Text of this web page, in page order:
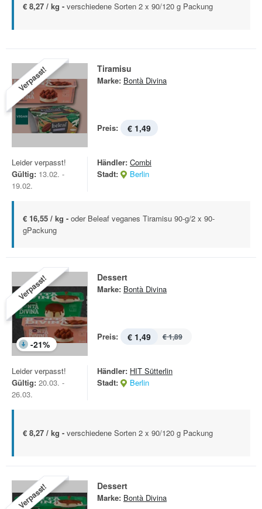
€ 8,27 / kg - verschiedene Sorten 2 x 90/120 g Packung
Verpasst! Tiramisu
Marke: Bontà Divina
Preis: € 1,49
Leider verpasst!
Gültig: 13.02. -
19.02.
Händler: Combi
Stadt:
Berlin
€ 16,55 / kg - oder Beleaf veganes Tiramisu 90-g/2 x 90-
gPackung
Verpasst!
-21%
Dessert
Marke: Bontà Divina
Preis: € 1,49 € 1,89
Leider verpasst!
Gültig: 20.03. -
26.03.
Händler: HIT Sütterlin
Stadt:
Berlin
€ 8,27 / kg - verschiedene Sorten 2 x 90/120 g Packung
Verpasst! Dessert
Marke: Bontà Divina